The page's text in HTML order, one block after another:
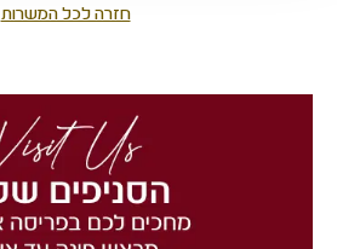
חזרה לכל המשרות